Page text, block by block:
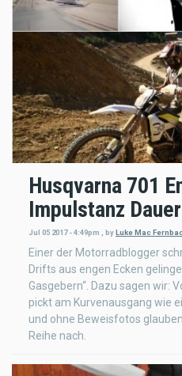
Husqvarna 701
Impulstanz
Jul 05 2017 - 4:49pm byLuke Mac
Einer der Motorradblogger
Drifts aus engen Ecken
Gasgebern“. Dazu sagen wir:
pickt am Kurvenausgang wie
und ohne Beweisfotos
Reihe nach.